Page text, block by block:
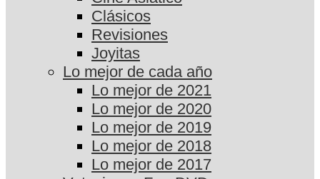
Clásicos
Revisiones
Joyitas
Lo mejor de cada año
Lo mejor de 2021
Lo mejor de 2020
Lo mejor de 2019
Lo mejor de 2018
Lo mejor de 2017